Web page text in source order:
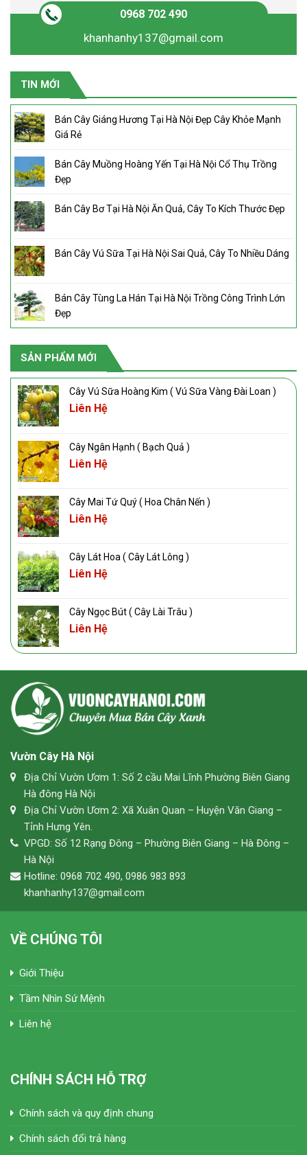
0968 702 490
khanhanhy137@gmail.com
TIN MỚI
Bán Cây Giáng Hương Tại Hà Nội Đẹp Cây Khỏe Mạnh
Giá Rẻ
Bán Cây Muồng Hoàng Yến Tại Hà Nội Cổ Thụ Trồng
Đẹp
Bán Cây Bơ Tại Hà Nội Ăn Quả, Cây To Kích Thước Đẹp
Bán Cây Vú Sữa Tại Hà Nội Sai Quả, Cây To Nhiều Dáng
Bán Cây Tùng La Hán Tại Hà Nội Trồng Công Trình Lớn
Đẹp
SẢN PHẨM MỚI
Cây Vú Sữa Hoàng Kim ( Vú Sữa Vàng Đài Loan )
Liên Hệ
Cây Ngân Hạnh ( Bạch Quả )
Liên Hệ
Cây Mai Tứ Quý ( Hoa Chân Nến )
Liên Hệ
Cây Lát Hoa ( Cây Lát Lông )
Liên Hệ
Cây Ngọc Bút ( Cây Lài Trâu )
Liên Hệ
Vườn Cây Hà Nội
Địa Chỉ Vườn Ươm 1: Số 2 cầu Mai Lĩnh Phường Biên Giang
Hà đông Hà Nội
Địa Chỉ Vườn Ươm 2: Xã Xuân Quan – Huyện Văn Giang –
Tỉnh Hưng Yên.
VPGD: Số 12 Rạng Đông – Phường Biên Giang – Hà Đông –
Hà Nội
Hotline: 0968 702 490, 0986 983 893
khanhanhy137@gmail.com
VỀ CHÚNG TÔI
Giới Thiệu
Tầm Nhìn Sứ Mệnh
Liên hệ
CHÍNH SÁCH HỖ TRỢ
Chính sách và quy định chung
Chính sách đổi trả hàng